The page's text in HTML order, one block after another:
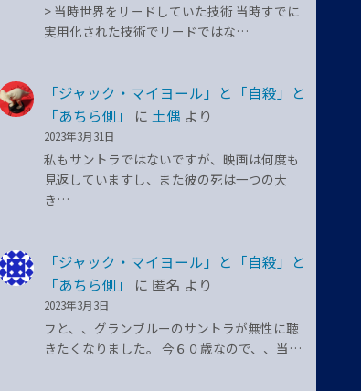
> 当時世界をリードしていた技術 当時すでに
実用化された技術でリードではな…
「ジャック・マイヨール」と「自殺」と
「あちら側」
に 土偶 より
2023年3月31日
私もサントラではないですが、映画は何度も
見返していますし、また彼の死は一つの大
き…
「ジャック・マイヨール」と「自殺」と
「あちら側」
に 匿名 より
2023年3月3日
フと、、グランブルーのサントラが無性に聴
きたくなりました。 今６０歳なので、、当…